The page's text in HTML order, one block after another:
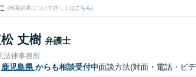
(検索結果について詳しくは こちら)
丈樹 弁護士
法律事務所
鹿児島県 からも相談受付中面談方法(対面・電話・ビ